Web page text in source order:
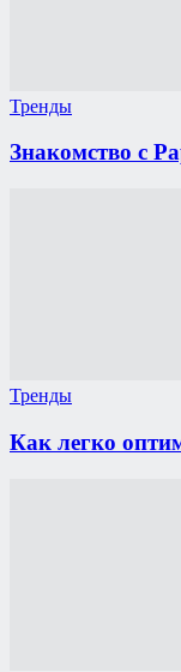
Тренды
Знакомство с
Тренды
Как легко